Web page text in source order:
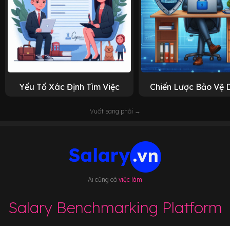
Yếu Tố Xác Định Tìm Việc Chiến Lược Bảo Vệ
Vuốt sang phải →
Ai cũng có việc làm
Salary Benchmarking Platform